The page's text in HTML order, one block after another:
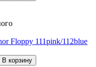
Floppy 111pink/112blue
В корзину